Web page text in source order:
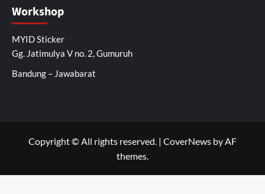
Workshop
MYID Sticker
Gg. Jatimulya V no. 2, Gumuruh
Bandung – Jawabarat
Copyright © All rights reserved. | CoverNews by AF
themes.